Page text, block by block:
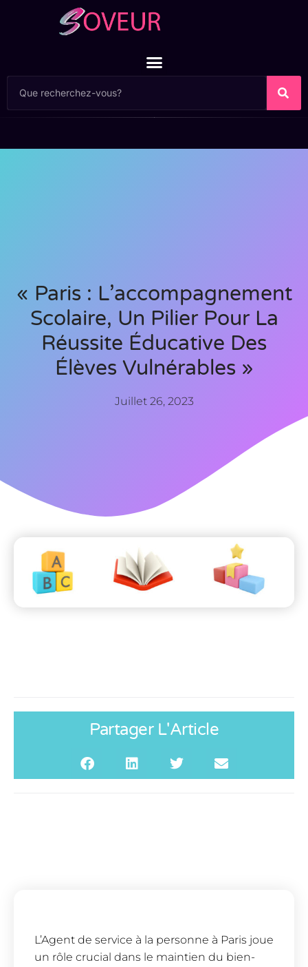
« Paris : L’accompagnement
Scolaire, Un Pilier Pour La
Réussite Éducative Des
Élèves Vulnérables »
Juillet 26, 2023
Partager L'Article
L’Agent de service à la personne à Paris joue
un rôle crucial dans le maintien du bien-